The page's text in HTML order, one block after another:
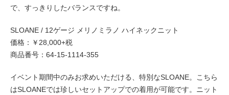
で、すっきりしたバランスですね。
SLOANE / 12ゲージ メリノミラノ ハイネックニット
価格：￥28,000+税
商品番号：64-15-1114-355
イベント期間中のみお求めいただける、特別なSLOANE。こちら
はSLOANEでは珍しいセットアップでの着用が可能です。ニット